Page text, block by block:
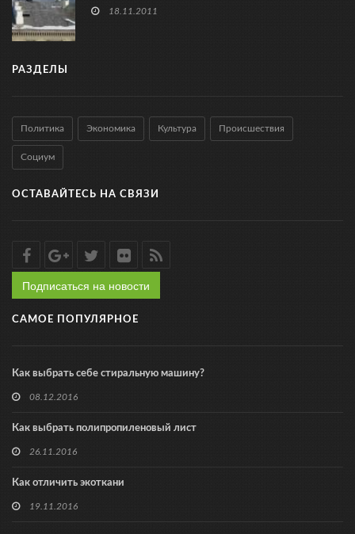
18.11.2011
РАЗДЕЛЫ
Политика Экономика Культура Происшествия
Социум
ОСТАВАЙТЕСЬ НА СВЯЗИ
Подписаться на новости
САМОЕ ПОПУЛЯРНОЕ
Как выбрать себе стиральную машину?
08.12.2016
Как выбрать полипропиленовый лист
26.11.2016
Как отличить экоткани
19.11.2016